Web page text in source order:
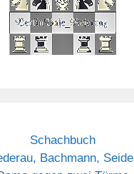
Schachbuch
Bachmann, Seidel